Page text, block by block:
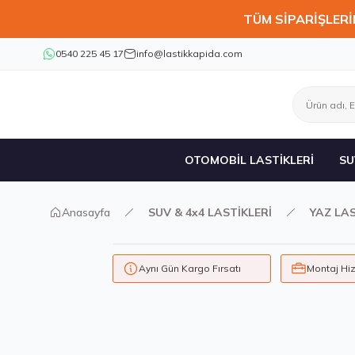
TÜM
0540 225 45 17 info@lastikkapida.com
OTOMOBİL LASTİKLERİ
Anasayfa SUV & 4x4 LASTİKLERİ YAZ
Aynı Gün Kargo Fırsatı Montaj